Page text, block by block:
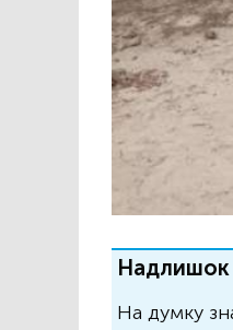
Надлишок
На думку